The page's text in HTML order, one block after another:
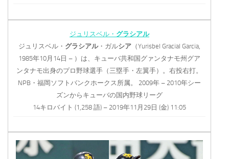
ジュリスベル・ グラシアル
ジュリスベル・ グラシアル・ガルシア （Yurisbel Gracial Garcia,
1985年10月14日 – ）は、キューバ共和国グァンタナモ州グア
ンタナモ出身のプロ野球選手（三塁手・左翼手）。右投右打。
NPB・福岡ソフトバンクホークス所属。 2009年 – 2010年シー
ズンからキューバの国内野球リーグ
14キロバイト (1,258 語) – 2019年11月29日 (金) 11:05